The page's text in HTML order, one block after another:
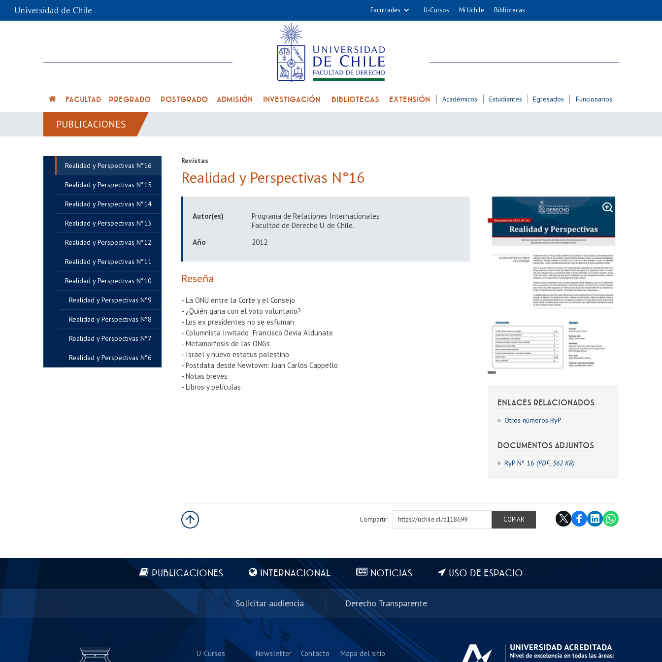
Facultades
Cs. Químicas y Farmacéuticas
Medicina
Odontología
U-Cursos Mi Uchile Bibliotecas
FACULTAD PREGRADO POSTGRADO ADMISIÓN INVESTIGACIÓN BIBLIOTECAS EXTENSIÓN Académicos Estudiantes Egresados Funcionarios
PUBLICACIONES
Realidad y Perspectivas N°6
Realidad y Perspectivas N°7
Realidad y Perspectivas N°8
Realidad y Perspectivas N°9
Realidad y Perspectivas N°10
Realidad y Perspectivas N°11
Realidad y Perspectivas N°12
Realidad y Perspectivas N°13
Realidad y Perspectivas N°14
Realidad y Perspectivas N°15
Realidad y Perspectivas N°16
Revistas
Realidad y Perspectivas N°16
Autor(es)
Programa de Relaciones Internacionales
Facultad de Derecho U. de Chile.
Año
2012
ENLACES RELACIONADOS
Otros números RyP
DOCUMENTOS ADJUNTOS
RyP N° 16 (PDF, 562 KB)
Reseña
- La ONU entre la Corte y el Consejo
- ¿Quién gana con el voto voluntario?
- Los ex presidentes no se esfuman
- Columnista Invitado: Francisco Devia Aldunate
- Metamorfosis de las ONGs
- Israel y nuevo estatus palestino
- Postdata desde Newtown: Juan Carlos Cappello
- Notas breves
- Libros y películas
Compartir:
https://uchile.cl/d118699
COPIAR
PUBLICACIONES INTERNACIONAL NOTICIAS USO DE ESPACIO
Solicitar audiencia Derecho Transparente
U-Cursos Newsletter Contacto Mapa del sitio